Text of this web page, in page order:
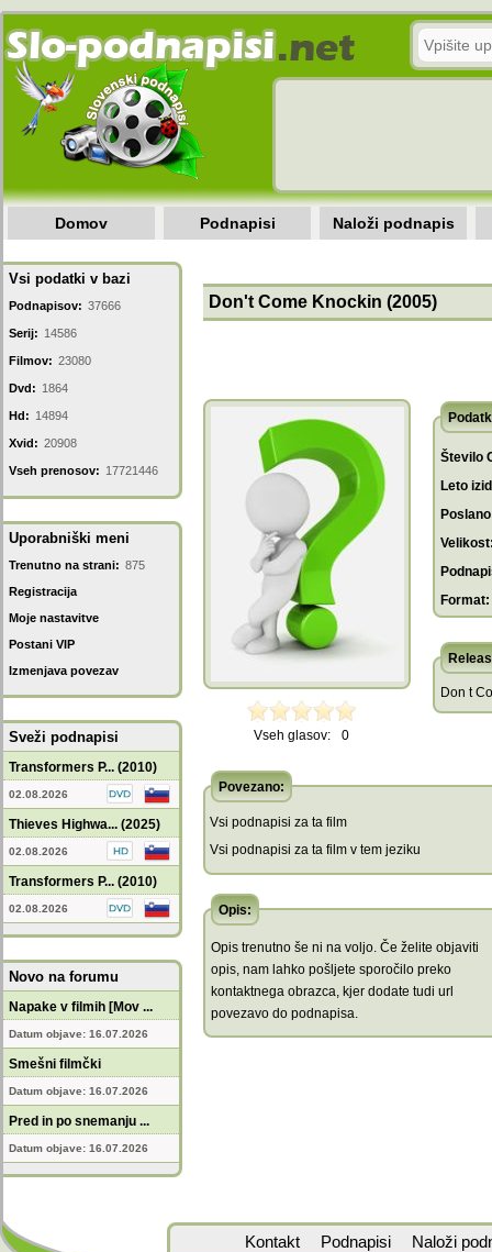
Domov Podnapisi Naloži podnapis
Vsi podatki v bazi
Podnapisov: 37666
Serij: 14586
Filmov: 23080
Dvd: 1864
Hd: 14894
Xvid: 20908
Vseh prenosov: 17721446
Uporabniški meni
Trenutno na strani: 875
Registracija
Moje nastavitve
Postani VIP
Izmenjava povezav
Sveži podnapisi
Transformers P... (2010)
02.08.2026
Thieves Highwa... (2025)
02.08.2026
Transformers P... (2010)
02.08.2026
Novo na forumu
Napake v filmih [Mov ...
Datum objave: 16.07.2026
Smešni filmčki
Datum objave: 16.07.2026
Pred in po snemanju ...
Datum objave: 16.07.2026
Don't Come Knockin (2005)
Vseh glasov: 0
Število
Leto
Format:
Don t
Povezano:
Vsi podnapisi za ta film
Vsi podnapisi za ta film v tem jeziku
Opis:
Opis trenutno še ni na voljo. Če želite objaviti
opis, nam lahko pošljete sporočilo preko
kontaktnega obrazca, kjer dodate tudi url
povezavo do podnapisa.
Kontakt Podnapisi Naloži